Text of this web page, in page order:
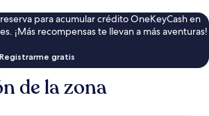
para acumular crédito OneKeyCash en
¡Más recompensas te llevan a más aventuras!
Registrarme gratis
de la zona